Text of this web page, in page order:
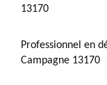
13170
Professionnel en
Campagne 13170